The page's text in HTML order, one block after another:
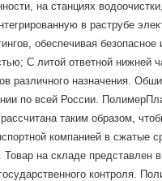
на станциях
в раструбе
обеспечивая
С литой ответной
различного назначения.
по всей России.
таким образом,
компанией в сжатые
Товар на складе
контроля.